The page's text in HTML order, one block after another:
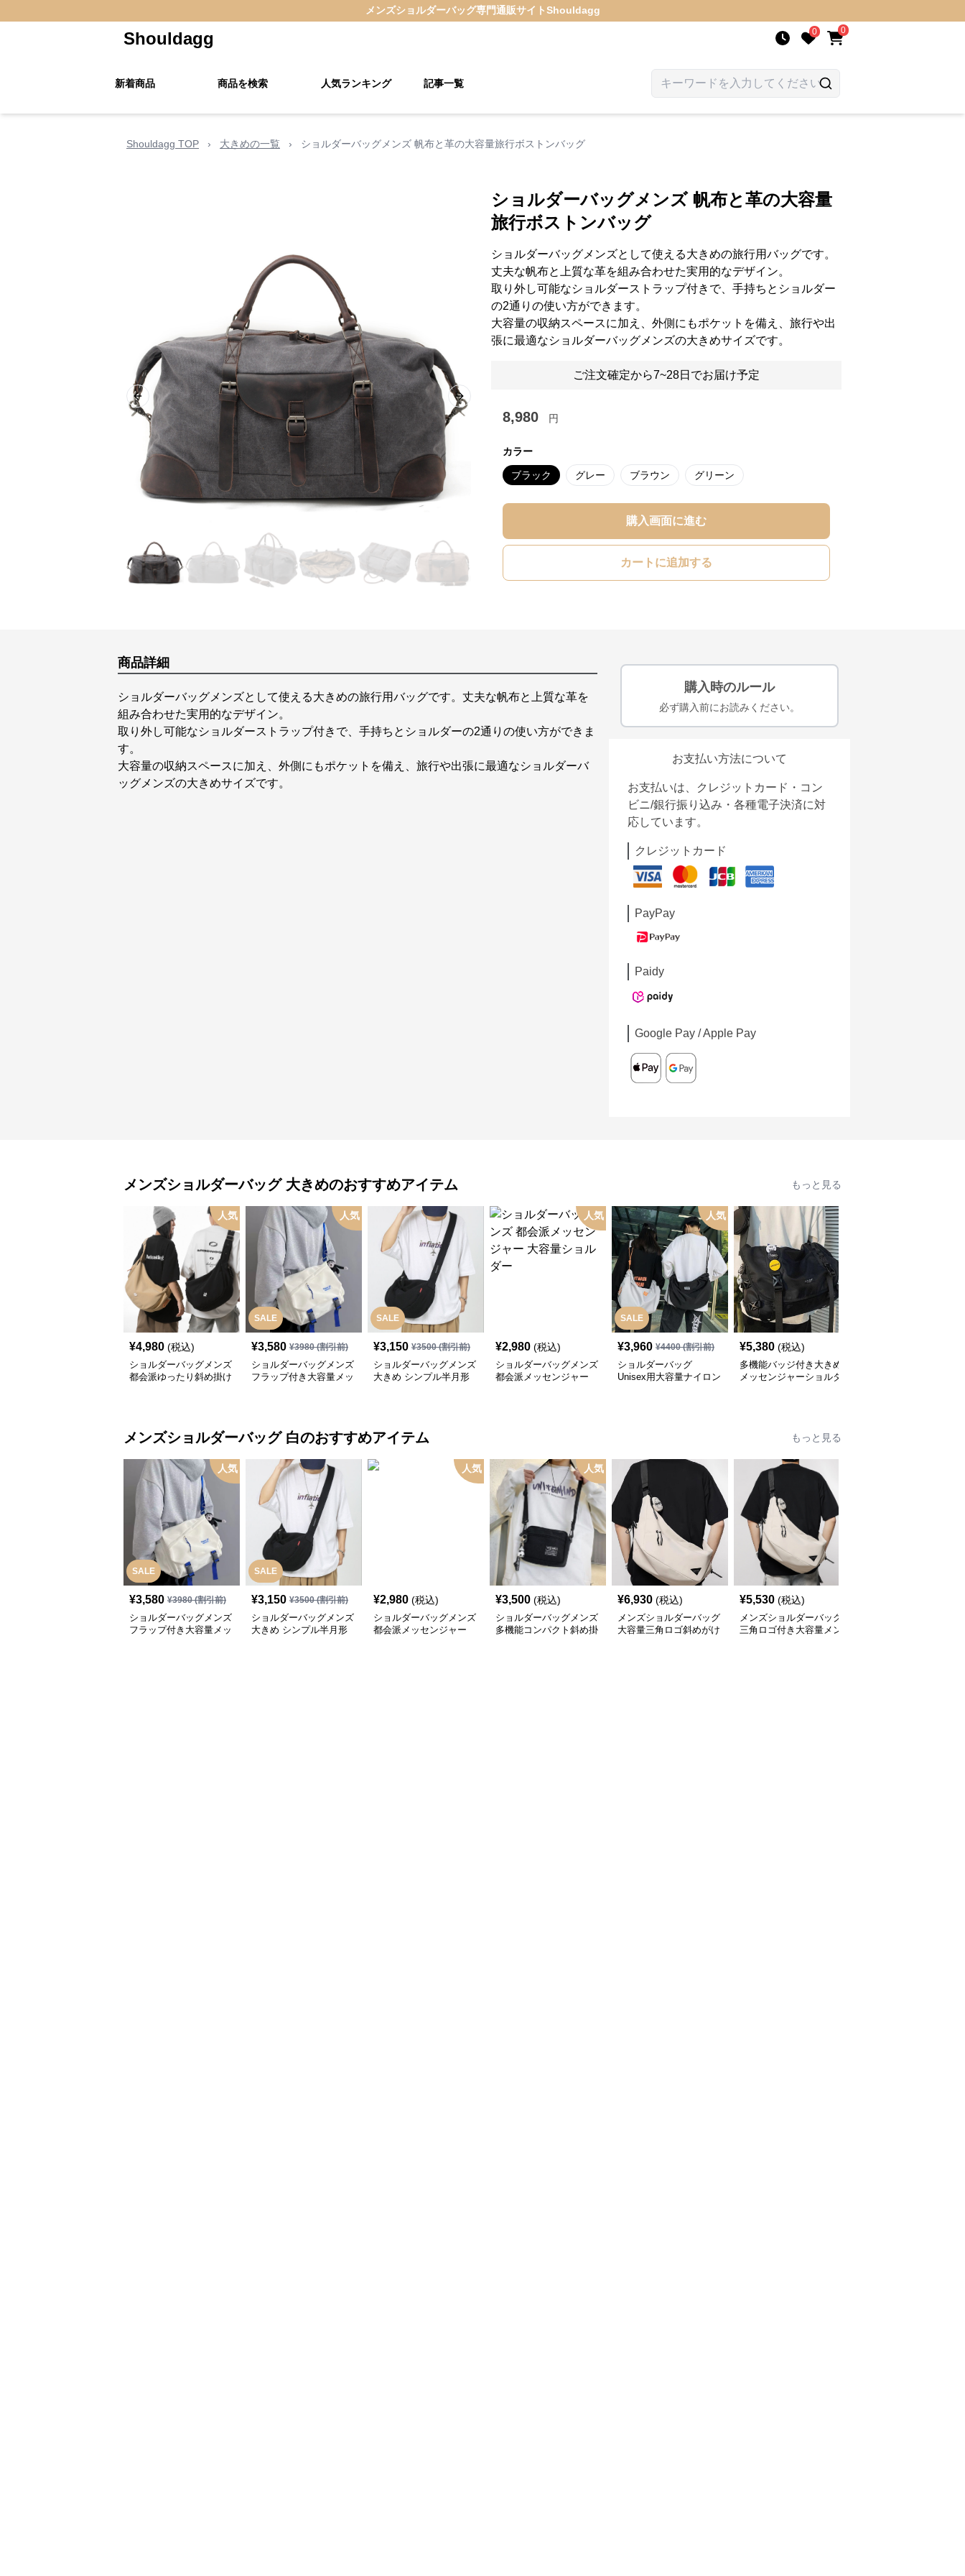
メンズショルダーバッグ専門通販サイトShouldagg
Shouldagg 0 0
新着商品 商品を検索 人気ランキング 記事一覧
Shouldagg TOP › 大きめの一覧 › ショルダーバッグメンズ 帆布と革の大容量旅行ボストンバッグ
Previous slide Next slide
ショルダーバッグメンズ 帆布と革の大容量
旅行ボストンバッグ
ショルダーバッグメンズとして使える大きめの旅行用バッグです。
丈夫な帆布と上質な革を組み合わせた実用的なデザイン。
取り外し可能なショルダーストラップ付きで、手持ちとショルダー
の2通りの使い方ができます。
大容量の収納スペースに加え、外側にもポケットを備え、旅行や出
張に最適なショルダーバッグメンズの大きめサイズです。
ご注文確定から7~28日でお届け予定
8,980 円
カラー
ブラック グレー ブラウン グリーン
購入画面に進む
カートに追加する
商品詳細
ショルダーバッグメンズとして使える大きめの旅行用バッグです。丈夫な帆布と上質な革を
組み合わせた実用的なデザイン。
取り外し可能なショルダーストラップ付きで、手持ちとショルダーの2通りの使い方ができま
す。
大容量の収納スペースに加え、外側にもポケットを備え、旅行や出張に最適なショルダーバ
ッグメンズの大きめサイズです。
購入時のルール
必ず購入前にお読みください。
お支払い方法について
お支払いは、クレジットカード・コン
ビニ/銀行振り込み・各種電子決済に対
応しています。
クレジットカード
PayPay
Paidy
Google Pay / Apple Pay
メンズショルダーバッグ 大きめのおすすめアイテム もっと見る
人気
¥4,980 (税込)
ショルダーバッグメンズ
都会派ゆったり斜め掛け
SALE
人気
¥3,580 ¥3980(割引前)
ショルダーバッグメンズ
フラップ付き大容量メッ
SALE
¥3,150 ¥3500(割引前)
ショルダーバッグメンズ
大きめ シンプル半月形
人気
¥2,980 (税込)
ショルダーバッグメンズ
都会派メッセンジャー
SALE
人気
¥3,960 ¥4400(割引前)
ショルダーバッグ
Unisex用大容量ナイロン
¥5,380 (税込)
多機能バッジ付き大きめ
メッセンジャーショルダ
メンズショルダーバッグ 白のおすすめアイテム もっと見る
SALE
人気
¥3,580 ¥3980(割引前)
ショルダーバッグメンズ
フラップ付き大容量メッ
SALE
¥3,150 ¥3500(割引前)
ショルダーバッグメンズ
大きめ シンプル半月形
人気
¥2,980 (税込)
ショルダーバッグメンズ
都会派メッセンジャー
人気
¥3,500 (税込)
ショルダーバッグメンズ
多機能コンパクト斜め掛
¥6,930 (税込)
メンズショルダーバッグ
大容量三角ロゴ斜めがけ
¥5,530 (税込)
メンズショルダーバッグ
三角ロゴ付き大容量メン